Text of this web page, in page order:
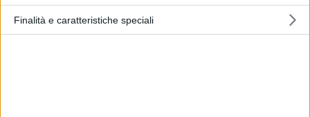
Finalità e caratteristiche speciali
Ceramica: Regione e
imprese insieme per
Vignola, differito al 30
settembre il termine per